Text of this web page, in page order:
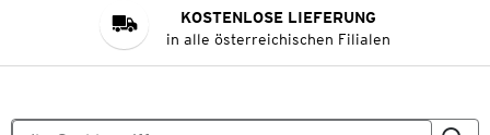
KOSTENLOSE LIEFERUNG
in alle österreichischen Filialen